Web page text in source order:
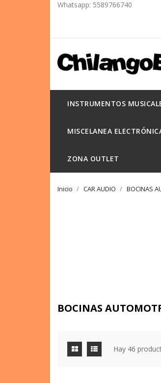
Whatsapp: 5589766740
INSTRUMENTOS
MISCELANEA
ZONA OUTLET
Inicio CAR AUDIO BOCINAS
BOCINAS
Hay 46